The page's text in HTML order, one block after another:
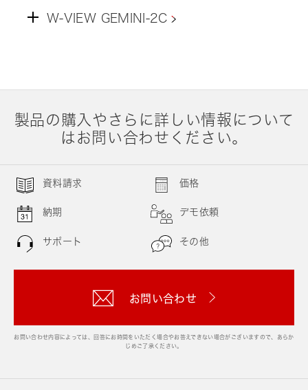
W-VIEW GEMINI-2C
製品の購入やさらに詳しい情報について
はお問い合わせください。
資料請求 価格
納期 デモ依頼
サポート その他
お問い合わせ
お問い合わせ内容によっては、回答にお時間をいただく場合やお答えできない場合がございますので、あらか
じめご了承ください。